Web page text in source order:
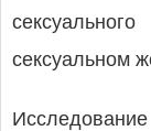
сексуальном